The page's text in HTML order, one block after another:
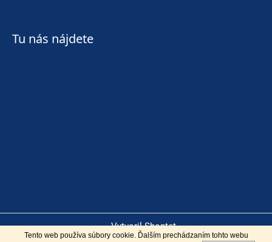
Tento web používa súbory cookie. Ďalším prechádzaním tohto webu
Tu nás nájdete
Vytvoril Shoptet